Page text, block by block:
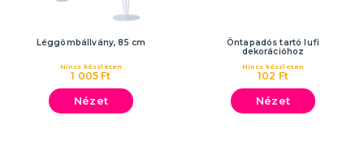
Léggömbállvány, 85 cm
1 005 Ft
Nincs készleten
Nézet
Öntapadós tartó lufi
dekorációhoz
102 Ft
Nincs készleten
Nézet